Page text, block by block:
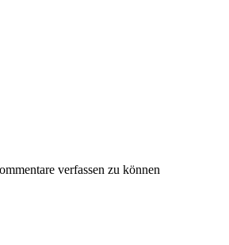
verfassen zu können